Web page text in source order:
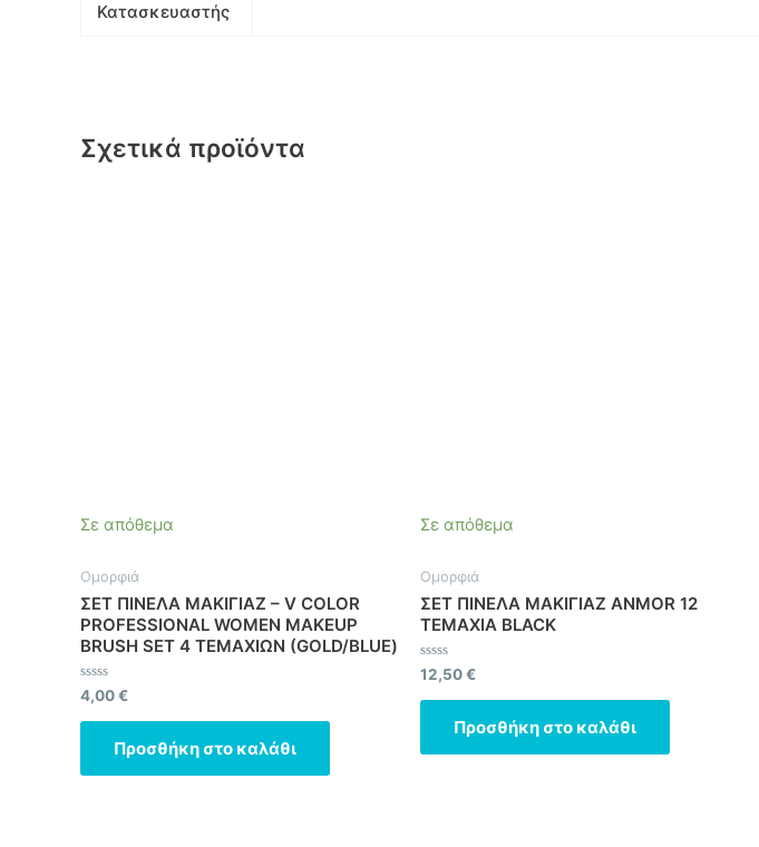
Κατασκευαστής
Σχετικά προϊόντα
Σε απόθεμα
Ομορφιά
ΣΕΤ ΠΙΝΕΛΑ ΜΑΚΙΓΙΑΖ – V COLOR
PROFESSIONAL WOMEN MAKEUP
BRUSH SET 4 ΤΕΜΑΧΙΩΝ (GOLD/BLUE)
Βαθμολογήθηκε
με
0
4,00€
Προσθήκη στο καλάθι
Σε απόθεμα
Ομορφιά
ΣΕΤ ΠΙΝΕΛΑ ΜΑΚΙΓΙΑΖ ANMOR 12
TEMAXIA BLACK
Βαθμολογήθηκε
με
0
12,50€
Προσθήκη στο καλάθι